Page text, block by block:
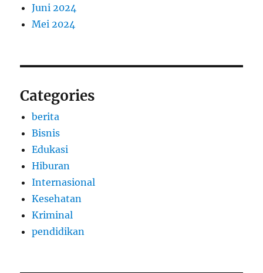
Juni 2024
Mei 2024
Categories
berita
Bisnis
Edukasi
Hiburan
Internasional
Kesehatan
Kriminal
pendidikan